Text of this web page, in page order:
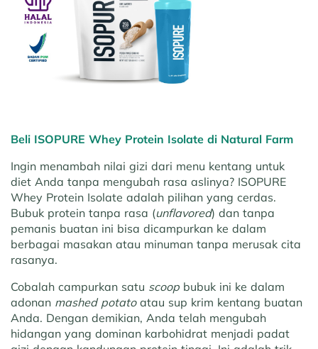
Beli ISOPURE Whey Protein Isolate di Natural Farm
Ingin menambah nilai gizi dari menu kentang untuk
diet Anda tanpa mengubah rasa aslinya? ISOPURE
Whey Protein Isolate adalah pilihan yang cerdas.
Bubuk protein tanpa rasa (unflavored) dan tanpa
pemanis buatan ini bisa dicampurkan ke dalam
berbagai masakan atau minuman tanpa merusak cita
rasanya.
Cobalah campurkan satu scoop bubuk ini ke dalam
adonan mashed potatoatau sup krim kentang buatan
Anda. Dengan demikian, Anda telah mengubah
hidangan yang dominan karbohidrat menjadi padat